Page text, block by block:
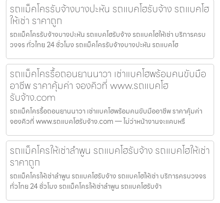
รถแม็คโครรับจ้างบางปะหัน รถแบคโฮรับจ้าง รถแบคโฮ
ให้เช่า ราคาถูก
รถแม็คโครรับจ้างบางปะหัน รถแบคโฮรับจ้าง รถแบคโฮให้เช่า บริการครบ
วงจร ทั่วไทย 24 ชั่วโมง รถแม็คโครรับจ้างบางปะหัน รถแบคโฮ
รถแม็คโครรื้อถอนยานนาวา เช่าแบคโฮพร้อมคนขับมือ
อาชีพ ราคาคุ้มค่า จองคิวที่ www.รถแบคโฮ
รับจ้าง.com
รถแม็คโครรื้อถอนยานนาวา เช่าแบคโฮพร้อมคนขับมืออาชีพ ราคาคุ้มค่า
จองคิวที่ www.รถแบคโฮรับจ้าง.com — ไม่ว่าหน้างานจะแคบหรื
รถแม็คโครให้เช่าลำพูน รถแบคโฮรับจ้าง รถแบคโฮให้เช่า
ราคาถูก
รถแม็คโครให้เช่าลำพูน รถแบคโฮรับจ้าง รถแบคโฮให้เช่า บริการครบวงจร
ทั่วไทย 24 ชั่วโมง รถแม็คโครให้เช่าลำพูน รถแบคโฮรับจ้า